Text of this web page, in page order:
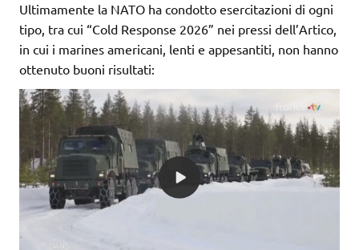
Ultimamente la NATO ha condotto esercitazioni di ogni
tipo, tra cui “Cold Response 2026” nei pressi dell’Artico,
in cui i marines americani, lenti e appesantiti, non hanno
ottenuto buoni risultati: